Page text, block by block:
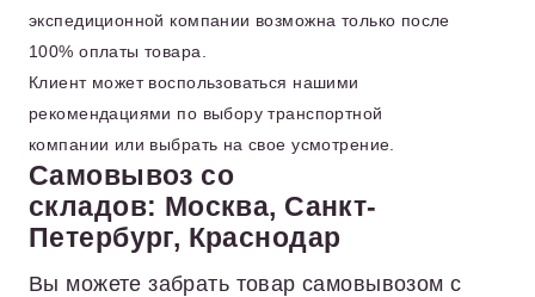
экспедиционной компании возможна только после
100% оплаты товара.
Клиент может воспользоваться нашими
рекомендациями по выбору транспортной
компании или выбрать на свое усмотрение.
Самовывоз со
складов: Москва, Санкт-
Петербург, Краснодар
Вы можете забрать товар самовывозом с